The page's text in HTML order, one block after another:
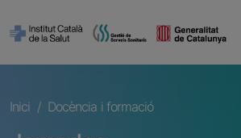
Fil d'ariadna
Inici Docència i formació